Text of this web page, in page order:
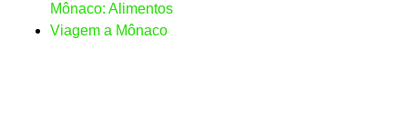
Mônaco: Alimentos
Viagem a Mônaco